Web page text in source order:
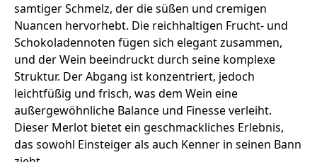
samtiger Schmelz, der die süßen und cremigen
Nuancen hervorhebt. Die reichhaltigen Frucht- und
Schokoladennoten fügen sich elegant zusammen,
und der Wein beeindruckt durch seine komplexe
Struktur. Der Abgang ist konzentriert, jedoch
leichtfüßig und frisch, was dem Wein eine
außergewöhnliche Balance und Finesse verleiht.
Dieser Merlot bietet ein geschmackliches Erlebnis,
das sowohl Einsteiger als auch Kenner in seinen Bann